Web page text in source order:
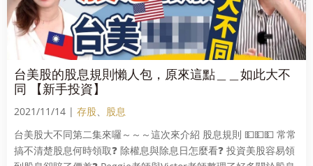
台美股的股息規則懶人包，原來這點＿＿如此大不
同 【新手投資】
2021/11/14 | 存股、 股息
台美股大不同第二集來囉～～～這次來介紹 股息規則 💵💵💵 常常
搞不清楚股息何時領取❓ 除權息與除息日怎麼看❓ 投資美股容易領